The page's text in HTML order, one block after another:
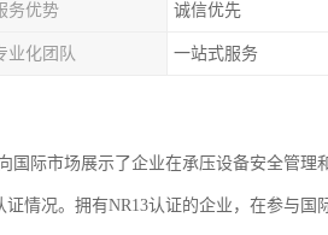
务优势 诚信优先
业化团队 一站式服务
国际市场展示了企业在承压设备安全管理
情况。拥有NR13认证的企业，在参与国